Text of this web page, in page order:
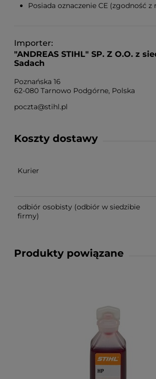
Posiada oznaczenie CE (zgodność z
Importer
"ANDREAS STIHL" SP. Z O.O. z
Sadach
Poznańska 16
62-080 Tarnowo Podgórne, Polska
poczta@stihl.pl
Koszty dostawy
Cena nie zawiera ewentualnych
Kurier
odbiór osobisty (odbiór w siedzibie
firmy)
Produkty powiązane